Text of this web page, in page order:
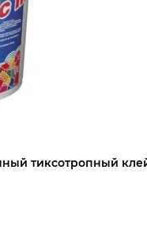
тиксотропный